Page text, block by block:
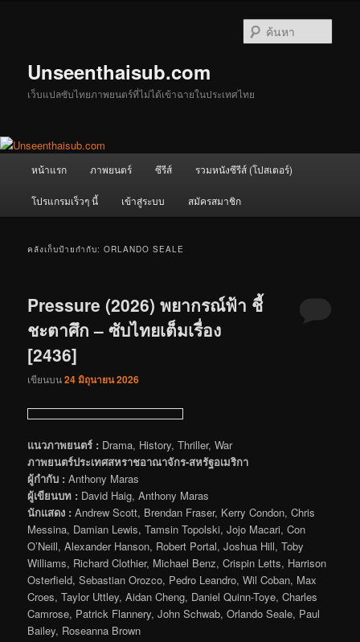
Unseenthaisub.com
เว็บแปลซับไทยภาพยนตร์ที่ไม่ได้เข้าฉายในประเทศไทย
หน้าแรก ภาพยนตร์ ซีรีส์ รวมหนังซีรีส์ (โปสเตอร์)
โปรแกรมเร็วๆ นี้ เข้าสู่ระบบ สมัครสมาชิก
คลังเก็บป้ายกำกับ:ORLANDO SEALE
Pressure (2026) พยากรณ์ฟ้า ชี้
ชะตาศึก – ซับไทยเต็มเรื่อง
[2436]
เขียนบน24 มิถุนายน 2026
แนวภาพยนตร์ : Drama, History, Thriller, War
ภาพยนตร์ประเทศสหราชอาณาจักร-สหรัฐอเมริกา
ผู้กำกับ : Anthony Maras
ผู้เขียนบท : David Haig, Anthony Maras
นักแสดง : Andrew Scott, Brendan Fraser, Kerry Condon, Chris
Messina, Damian Lewis, Tamsin Topolski, Jojo Macari, Con
O’Neill, Alexander Hanson, Robert Portal, Joshua Hill, Toby
Williams, Richard Clothier, Michael Benz, Crispin Letts, Harrison
Osterfield, Sebastian Orozco, Pedro Leandro, Wil Coban, Max
Croes, Taylor Uttley, Aidan Cheng, Daniel Quinn-Toye, Charles
Camrose, Patrick Flannery, John Schwab, Orlando Seale, Paul
Bailey, Roseanna Brown